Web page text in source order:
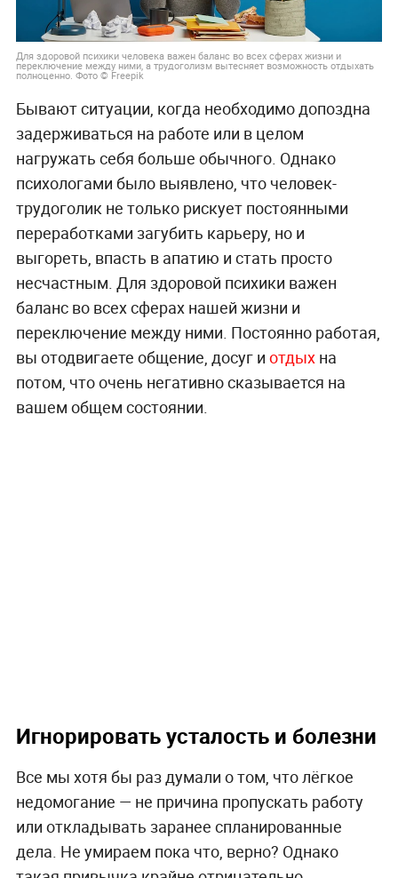
Для здоровой психики человека важен баланс во всех сферах жизни и
переключение между ними, а трудоголизм вытесняет возможность отдыхать
полноценно. Фото © Freepik
Бывают ситуации, когда необходимо допоздна
задерживаться на работе или в целом
нагружать себя больше обычного. Однако
психологами было выявлено, что человек-
трудоголик не только рискует постоянными
переработками загубить карьеру, но и
выгореть, впасть в апатию и стать просто
несчастным. Для здоровой психики важен
баланс во всех сферах нашей жизни и
переключение между ними. Постоянно работая,
вы отодвигаете общение, досуг и отдых на
потом, что очень негативно сказывается на
вашем общем состоянии.
Игнорировать усталость и болезни
Все мы хотя бы раз думали о том, что лёгкое
недомогание — не причина пропускать работу
или откладывать заранее спланированные
дела. Не умираем пока что, верно? Однако